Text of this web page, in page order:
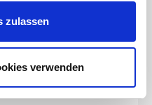
zulassen
verwenden
2:
verklebt sind, starten
(0° Position)